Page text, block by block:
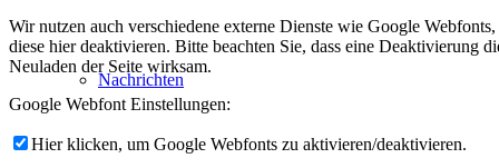
Nachrichten
Wir nutzen auch verschiedene externe Dienste wie Google
diese hier deaktivieren. Bitte beachten Sie, dass eine Deaktivierung
Neuladen der Seite wirksam.
Google Webfont Einstellungen:
Hier klicken, um Google Webfonts zu aktivieren/deaktivieren.